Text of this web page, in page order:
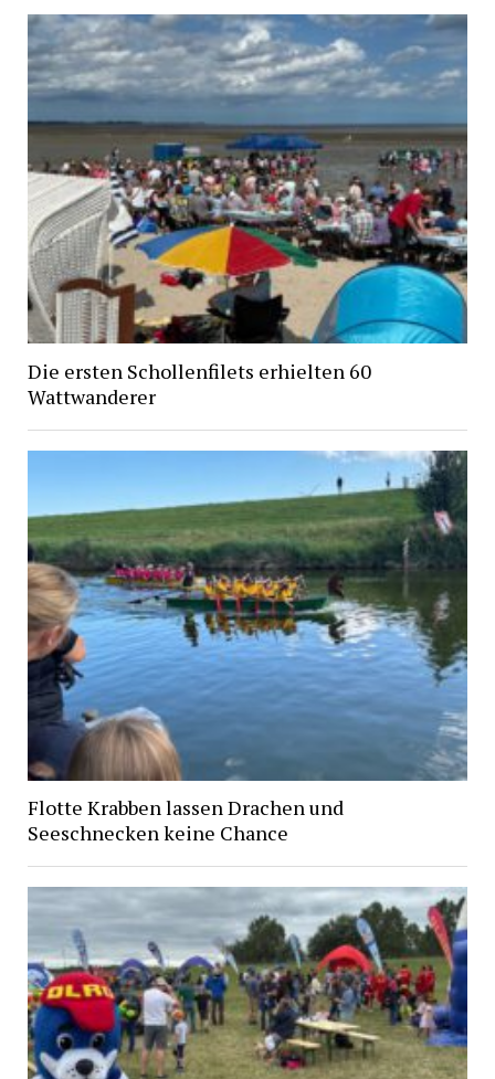
Die ersten Schollenfilets erhielten 60
Wattwanderer
Flotte Krabben lassen Drachen und
Seeschnecken keine Chance